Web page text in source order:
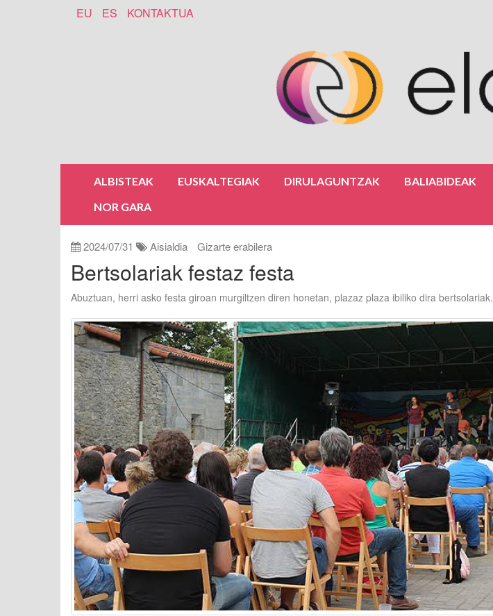
EU ES KONTAKTUA
ALBISTEAK EUSKALTEGIAK DIRULAGUNTZAK BALIABIDEAK
NOR GARA
2024/07/31 Aisialdia Gizarte erabilera
Bertsolariak festaz festa
Abuztuan, herri asko festa giroan murgiltzen diren honetan, plazaz plaza ibiliko dira bertsolariak.